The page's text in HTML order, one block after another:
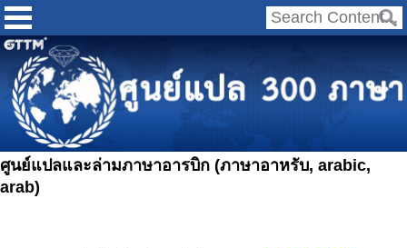
ศูนย์แปลและล่ามภาษาอารบิก (ภาษาอาหรับ, arabic,
arab)